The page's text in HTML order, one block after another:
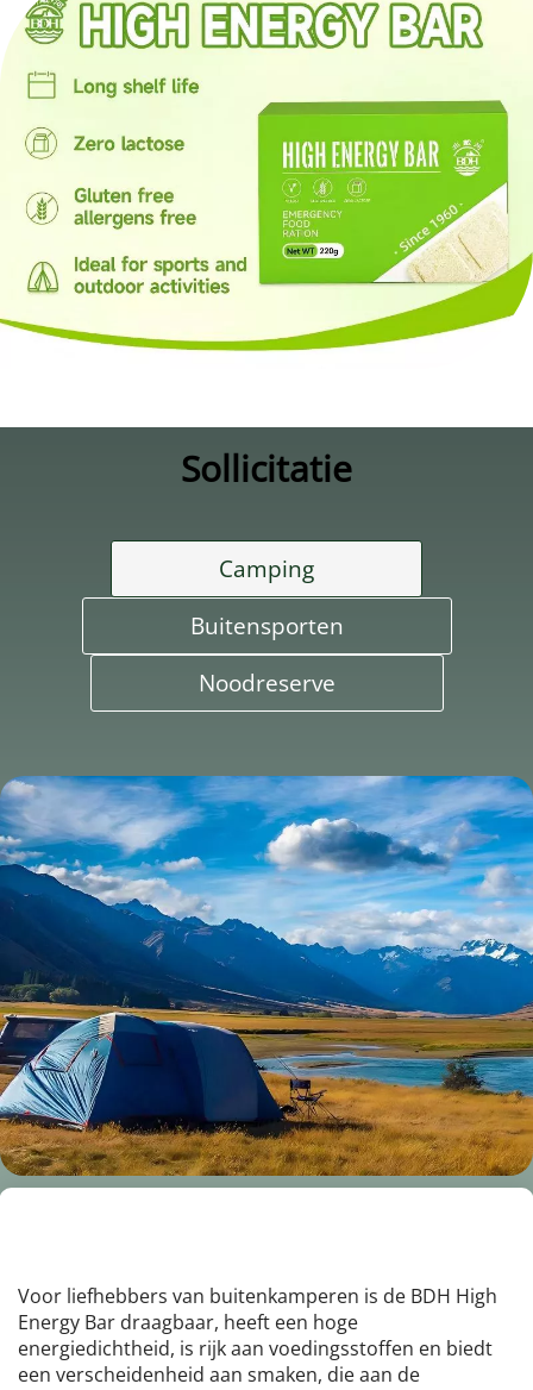
Sollicitatie
Camping
Buitensporten
Noodreserve
Voor liefhebbers van buitenkamperen is de BDH High
Energy Bar draagbaar, heeft een hoge
energiedichtheid, is rijk aan voedingsstoffen en biedt
een verscheidenheid aan smaken, die aan de